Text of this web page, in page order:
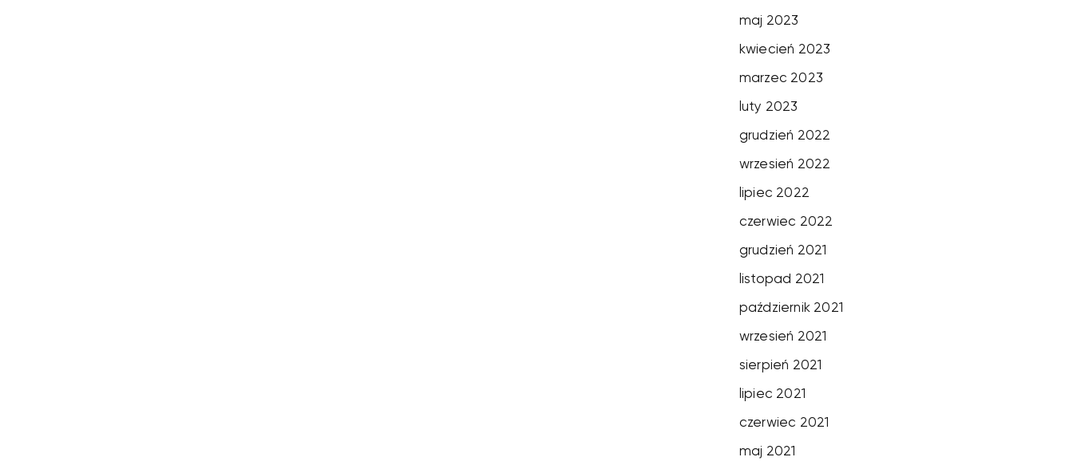
maj 2023
kwiecień 2023
marzec 2023
luty 2023
grudzień 2022
wrzesień 2022
lipiec 2022
czerwiec 2022
grudzień 2021
listopad 2021
październik 2021
wrzesień 2021
sierpień 2021
lipiec 2021
czerwiec 2021
maj 2021